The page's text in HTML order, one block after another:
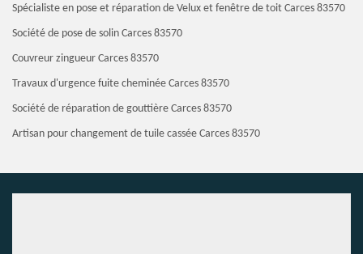
Spécialiste en pose et réparation de Velux et fenêtre de toit Carces 83570
Société de pose de solin Carces 83570
Couvreur zingueur Carces 83570
Travaux d'urgence fuite cheminée Carces 83570
Société de réparation de gouttière Carces 83570
Artisan pour changement de tuile cassée Carces 83570